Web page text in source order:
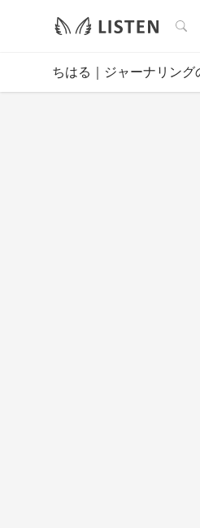
検索
ちはる｜ジャーナリング